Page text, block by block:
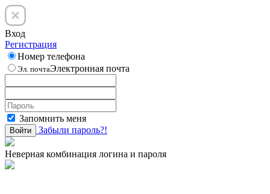
Вход
Регистрация
Номер телефона
Эл. почтаЭлектронная почта
Запомнить меня
Войти Забыли пароль?!
Неверная комбинация логина и пароля